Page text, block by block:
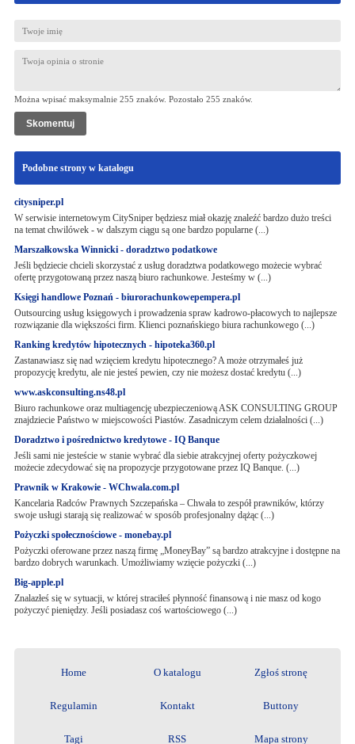
Można wpisać maksymalnie 255 znaków. Pozostało 255 znaków.
Podobne strony w katalogu
citysniper.pl
W serwisie internetowym CitySniper będziesz miał okazję znaleźć bardzo dużo treści
na temat chwilówek - w dalszym ciągu są one bardzo popularne (...)
Marszałkowska Winnicki - doradztwo podatkowe
Jeśli będziecie chcieli skorzystać z usług doradztwa podatkowego możecie wybrać
ofertę przygotowaną przez naszą biuro rachunkowe. Jesteśmy w (...)
Księgi handlowe Poznań - biurorachunkowepempera.pl
Outsourcing usług księgowych i prowadzenia spraw kadrowo-płacowych to najlepsze
rozwiązanie dla większości firm. Klienci poznańskiego biura rachunkowego (...)
Ranking kredytów hipotecznych - hipoteka360.pl
Zastanawiasz się nad wzięciem kredytu hipotecznego? A może otrzymałeś już
propozycję kredytu, ale nie jesteś pewien, czy nie możesz dostać kredytu (...)
www.askconsulting.ns48.pl
Biuro rachunkowe oraz multiagencję ubezpieczeniową ASK CONSULTING GROUP
znajdziecie Państwo w miejscowości Piastów. Zasadniczym celem działalności (...)
Doradztwo i pośrednictwo kredytowe - IQ Banque
Jeśli sami nie jesteście w stanie wybrać dla siebie atrakcyjnej oferty pożyczkowej
możecie zdecydować się na propozycje przygotowane przez IQ Banque. (...)
Prawnik w Krakowie - WChwala.com.pl
Kancelaria Radców Prawnych Szczepańska – Chwała to zespół prawników, którzy
swoje usługi starają się realizować w sposób profesjonalny dążąc (...)
Pożyczki społecznościowe - monebay.pl
Pożyczki oferowane przez naszą firmę „MoneyBay” są bardzo atrakcyjne i dostępne na
bardzo dobrych warunkach. Umożliwiamy wzięcie pożyczki (...)
Big-apple.pl
Znalazłeś się w sytuacji, w której straciłeś płynność finansową i nie masz od kogo
pożyczyć pieniędzy. Jeśli posiadasz coś wartościowego (...)
Home O katalogu Zgłoś stronę
Regulamin Kontakt Buttony
Tagi RSS Mapa strony